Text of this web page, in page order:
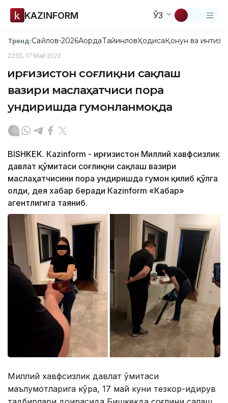
KAZINFORM ЎЗ
Тренд:Сайлов-2026АқордаТайинловҲодисаҚонун ва
22:55, 17 Май 2022
Қирғизистон соғлиқни сақлаш
вазири маслаҳатчиси пора
ундиришда гумонланмоқда
BISHKEK. Кazinform - Қирғизистон Миллий хавфсизлик
давлат қўмитаси соғлиқни сақлаш вазири
маслаҳатчисини пора ундиришда гумон қилиб қўлга
олди, дея хабар беради Кazinform «Кабар»
агентлигига таяниб.
Миллий хавфсизлик давлат қўмитаси
маълумотларига кўра, 17 май куни тезкор-қидирув